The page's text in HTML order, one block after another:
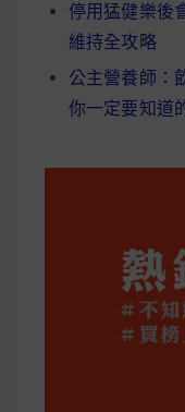
停用猛健樂後
維持全攻略
公主營養師：
你一定要知道